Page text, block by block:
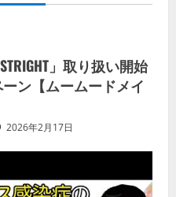
」取り扱い開始
ン【ムームードメイ
2026年2月17日